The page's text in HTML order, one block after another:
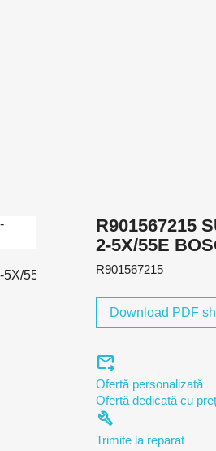
R901567215
2-5X/55E
R901567215
Download PDF
forward_to_inbox
Ofertă personalizată
Ofertă dedicată cu
build
Trimite la reparat